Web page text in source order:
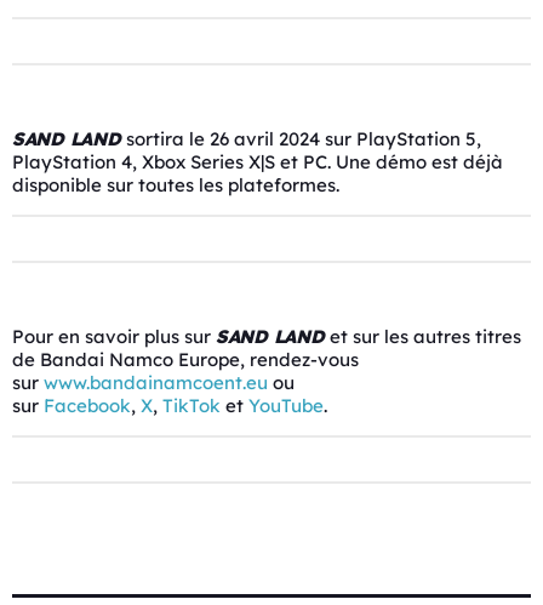
SAND LAND sortira le 26 avril 2024 sur PlayStation 5,
PlayStation 4, Xbox Series X|S et PC. Une démo est déjà
disponible sur toutes les plateformes.
Pour en savoir plus sur SAND LAND et sur les autres titres
de Bandai Namco Europe, rendez-vous
sur www.bandainamcoent.eu ou
sur Facebook, X, TikTok et YouTube.